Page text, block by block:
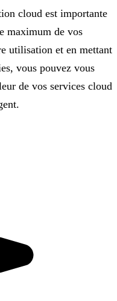
cloud est importante
maximum de vos
utilisation et en mettant
vous pouvez vous
de vos services cloud